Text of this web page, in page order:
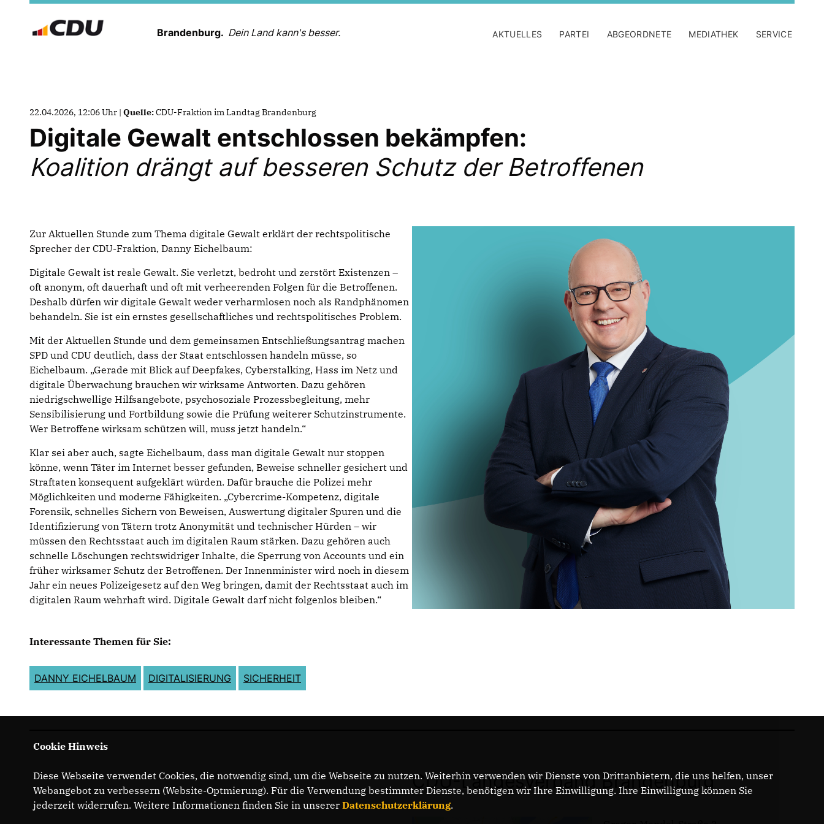
Brandenburg. Dein Land kann's besser. AKTUELLES PARTEI ABGEORDNETE MEDIATHEK SERVICE
22.04.2026, 12:06 Uhr | Quelle:CDU-Fraktion im Landtag Brandenburg
Digitale Gewalt entschlossen bekämpfen:
Koalition drängt auf besseren Schutz der Betroffenen
Zur Aktuellen Stunde zum Thema digitale Gewalt erklärt der rechtspolitische
Sprecher der CDU-Fraktion, Danny Eichelbaum:
Digitale Gewalt ist reale Gewalt. Sie verletzt, bedroht und zerstört Existenzen –
oft anonym, oft dauerhaft und oft mit verheerenden Folgen für die Betroffenen.
Deshalb dürfen wir digitale Gewalt weder verharmlosen noch als Randphänomen
behandeln. Sie ist ein ernstes gesellschaftliches und rechtspolitisches Problem.
Mit der Aktuellen Stunde und dem gemeinsamen Entschließungsantrag machen
SPD und CDU deutlich, dass der Staat entschlossen handeln müsse, so
Eichelbaum. „Gerade mit Blick auf Deepfakes, Cyberstalking, Hass im Netz und
digitale Überwachung brauchen wir wirksame Antworten. Dazu gehören
niedrigschwellige Hilfsangebote, psychosoziale Prozessbegleitung, mehr
Sensibilisierung und Fortbildung sowie die Prüfung weiterer Schutzinstrumente.
Wer Betroffene wirksam schützen will, muss jetzt handeln.“
Klar sei aber auch, sagte Eichelbaum, dass man digitale Gewalt nur stoppen
könne, wenn Täter im Internet besser gefunden, Beweise schneller gesichert und
Straftaten konsequent aufgeklärt würden. Dafür brauche die Polizei mehr
Möglichkeiten und moderne Fähigkeiten. „Cybercrime-Kompetenz, digitale
Forensik, schnelles Sichern von Beweisen, Auswertung digitaler Spuren und die
Identifizierung von Tätern trotz Anonymität und technischer Hürden – wir
müssen den Rechtsstaat auch im digitalen Raum stärken. Dazu gehören auch
schnelle Löschungen rechtswidriger Inhalte, die Sperrung von Accounts und ein
früher wirksamer Schutz der Betroffenen. Der Innenminister wird noch in diesem
Jahr ein neues Polizeigesetz auf den Weg bringen, damit der Rechtsstaat auch im
digitalen Raum wehrhaft wird. Digitale Gewalt darf nicht folgenlos bleiben.“
Interessante Themen für Sie:
DANNY EICHELBAUM DIGITALISIERUNG SICHERHEIT
CDU-Landesverband Brandenburg
Cookie Hinweis
Diese Webseite verwendet Cookies, die notwendig sind, um die Webseite zu nutzen. Weiterhin verwenden wir Dienste von Drittanbietern, die uns helfen, unser
Webangebot zu verbessern (Website-Optmierung). Für die Verwendung bestimmter Dienste, benötigen wir Ihre Einwilligung. Ihre Einwilligung können Sie
jederzeit widerrufen. Weitere Informationen finden Sie in unserer Datenschutzerklärung.